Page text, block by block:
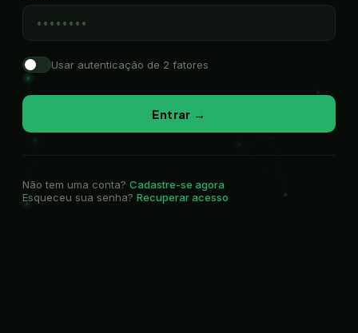
Usar autenticação de 2 fatores
Entrar →
Não tem uma conta? Cadastre-se agora
Esqueceu sua senha? Recuperar acesso